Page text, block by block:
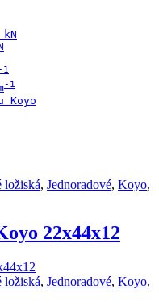
Koyo
, Jednoradové, Koyo,
22x44x12
, Jednoradové, Koyo,